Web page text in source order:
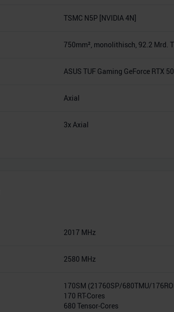
TSMC N5P [NVIDIA 4N]
750mm², monolithisch, 92.2 Mrd.
ASUS TUF Gaming GeForce RTX
Axial
3x Axial
2017 MHz
2580 MHz
170SM (21760SP/680TMU/
170 RT-Cores
680 Tensor-Cores